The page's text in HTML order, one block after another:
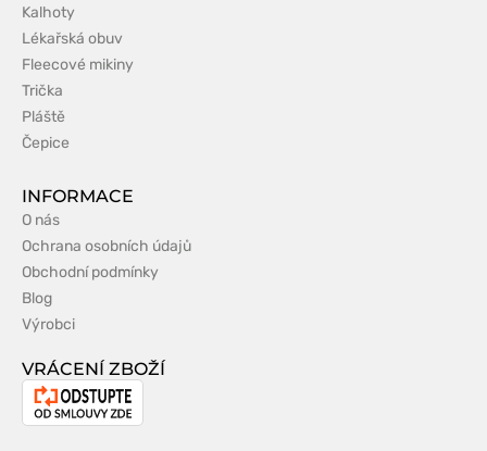
Kalhoty
Lékařská obuv
Fleecové mikiny
Trička
Pláště
Čepice
INFORMACE
O nás
Ochrana osobních údajů
Obchodní podmínky
Blog
Výrobci
VRÁCENÍ ZBOŽÍ
Odstoupení